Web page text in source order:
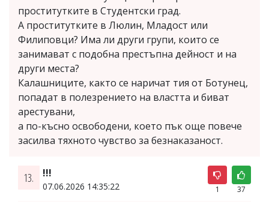
проститутките в Студентски град.
А проститутките в Люлин, Младост или
Филиповци? Има ли други групи, които се
занимават с подобна престъпна дейност и на
други места?
Калашниците, както се наричат тия от Ботунец,
попадат в полезрението на властта и биват
арестувани,
а по-късно освободени, което пък още повече
засилва тяхното чувство за безнаказаност.
13. !!!
07.06.2026 14:35:22 1 37